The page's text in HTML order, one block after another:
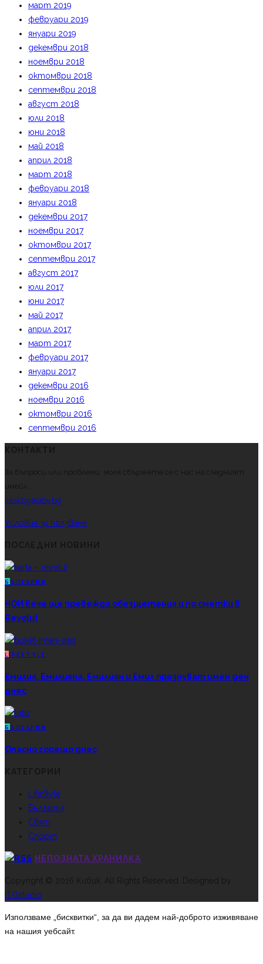
март 2019
февруари 2019
януари 2019
декември 2018
ноември 2018
октомври 2018
септември 2018
август 2018
юли 2018
юни 2018
май 2018
април 2018
март 2018
февруари 2018
януари 2018
декември 2017
ноември 2017
октомври 2017
септември 2017
август 2017
юли 2017
юни 2017
май 2017
април 2017
март 2017
февруари 2017
януари 2017
декември 2016
ноември 2016
октомври 2016
септември 2016
За въпроси или проблеми, моля свържете се с нас на следният
имейл.
kibikbg@abv.bg
Условия за ползване
Б ЪЛГАРИЯ
НОИ вече ще превежда обезщетения и по сметки в
Revolut
L IFESTYLE
Емилия, Емилияна, Емилиян и Емил празнуват имен ден
днес
Б ЪЛГАРИЯ
Опасно горещо днес
LifeStyle
България
Свят
Спорт
НЕПОЗНАТА ХРАНИЛКА
Copyright © 2016 Кибик. All Rights Reserved. Designed by
ITGstudio
Използваме „бисквитки“, за да ви дадем най-доброто изживяване
на нашия уебсайт.